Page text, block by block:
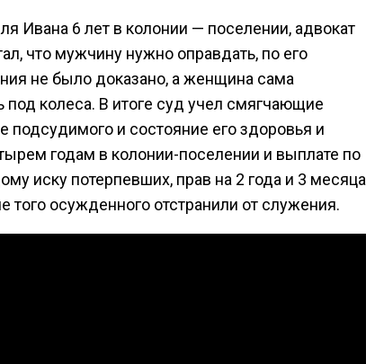
Ивана 6 лет в колонии — поселении, адвокат
что мужчину нужно оправдать, по его
не было доказано, а женщина сама
под колеса. В итоге суд учел смягчающие
подсудимого и состояние его здоровья и
годам в колонии-поселении и выплате по
иску потерпевших, прав на 2 года и 3 месяца
осужденного отстранили от служения.